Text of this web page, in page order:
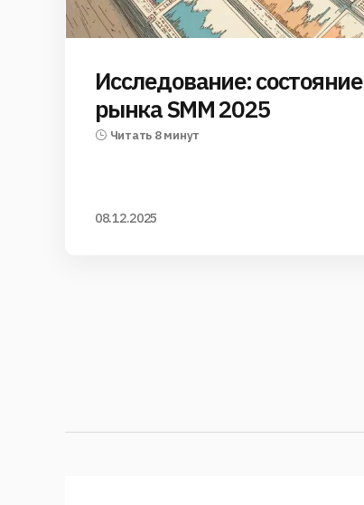
Исследование: состояние
рынка SMM 2025
Читать 8 минут
08.12.2025